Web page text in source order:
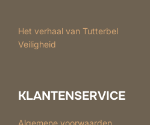
Het verhaal van Tutterbel
Veiligheid
KLANTENSERVICE
Algemene voorwaarden